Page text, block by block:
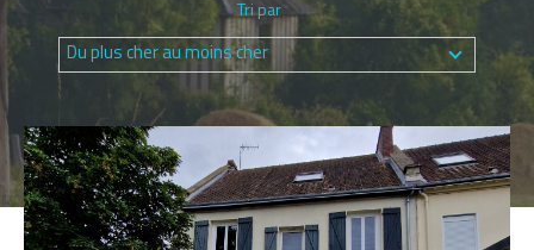
Tri par
Du plus cher au moins cher
Budget
Pièces
1 2 3 4 5+